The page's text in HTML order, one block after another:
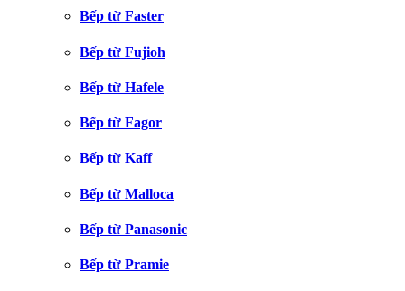
Bếp từ Faster
Bếp từ Fujioh
Bếp từ Hafele
Bếp từ Fagor
Bếp từ Kaff
Bếp từ Malloca
Bếp từ Panasonic
Bếp từ Pramie